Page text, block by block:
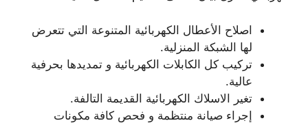
اصلاح الأعطال الكهربائية المتنوعة التي تتعرض
لها الشبكة المنزلية.
تركيب كل الكابلات الكهربائية و تمديدها بحرفية
عالية.
تغير الاسلاك الكهربائية القديمة التالفة.
إجراء صيانة منتظمة و فحص كافة مكونات